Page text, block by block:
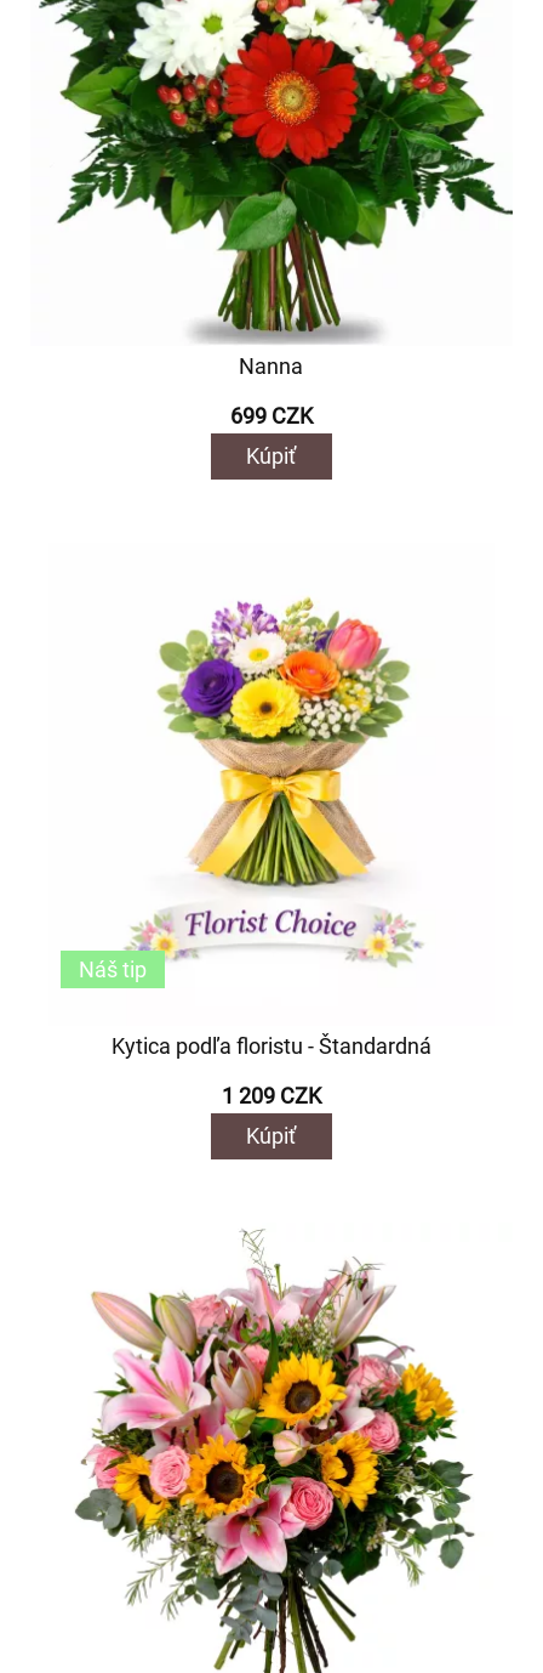
Nanna
699 CZK
Kúpiť
Kytica podľa floristu - Štandardná
1 209 CZK
Kúpiť
Náš tip